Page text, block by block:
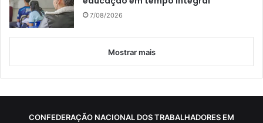
7/08/2026
Mostrar mais
CONFEDERAÇÃO NACIONAL DOS TRABALHADORES EM